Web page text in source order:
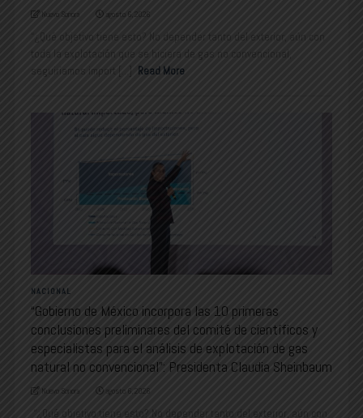
Nuevo Sonora agosto 6, 2026
“¿Qué objetivo tiene esto? No depender tanto del exterior, aún con
toda la explotación que se hiciera de gas no convencional,
seguiríamos import [...]
Read More
NACIONAL
“Gobierno de México incorpora las 10 primeras
conclusiones preliminares del comité de científicos y
especialistas para el análisis de explotación de gas
natural no convencional”: Presidenta Claudia Sheinbaum
Nuevo Sonora agosto 6, 2026
“¿Qué objetivo tiene esto? No depender tanto del exterior, aún con